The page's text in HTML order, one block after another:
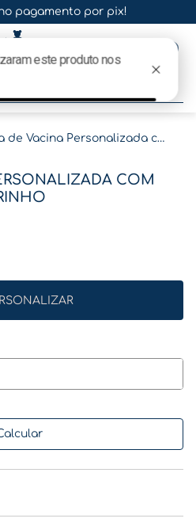
pagamento por pix!
barriga
Capa de Vacina Personalizada com Tema e Nome Marinho
COM